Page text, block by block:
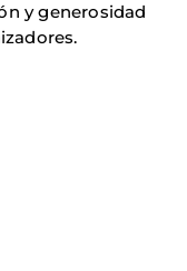
y generosidad